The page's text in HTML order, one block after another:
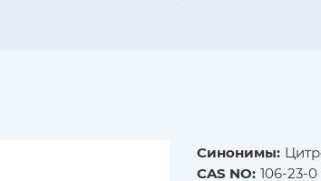
Синонимы:
CAS NO: 106-23-0